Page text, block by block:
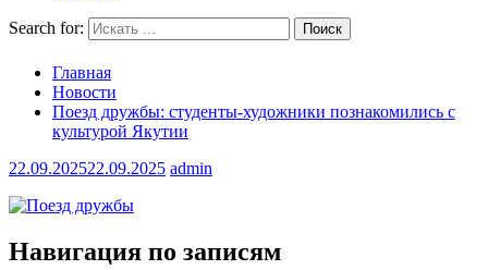
Search for:
Главная
Новости
Поезд дружбы: студенты-художники познакомились с
культурой Якутии
22.09.202522.09.2025 admin
Навигация по записям